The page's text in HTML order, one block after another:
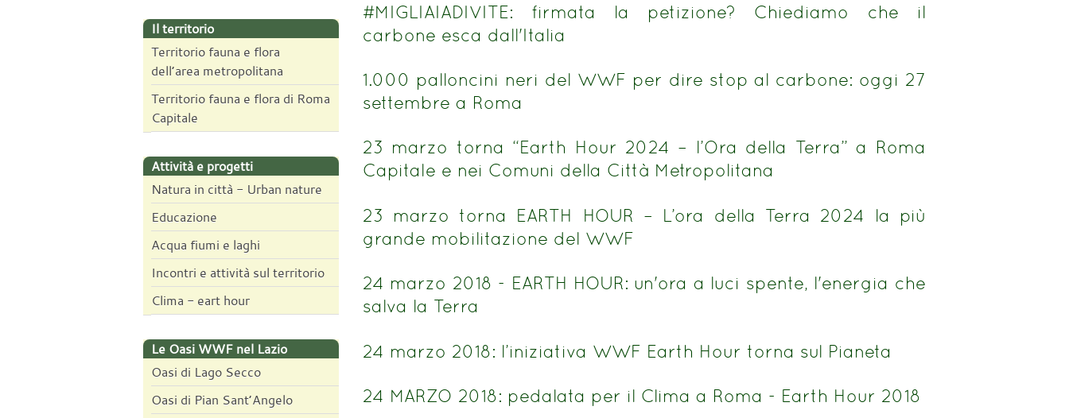
Il territorio
Territorio fauna e flora
dell’area metropolitana
Territorio fauna e flora di Roma
Capitale
Attività e progetti
Natura in città - Urban nature
Educazione
Acqua fiumi e laghi
Incontri e attività sul territorio
Clima - eart hour
Le Oasi WWF nel Lazio
Oasi di Lago Secco
Oasi di Pian Sant’Angelo
titolo
#MIGLIAIADIVITE: firmata la petizione? Chiediamo che il
carbone esca dall'Italia
1.000 palloncini neri del WWF per dire stop al carbone: oggi 27
settembre a Roma
23 marzo torna “Earth Hour 2024 – l’Ora della Terra” a Roma
Capitale e nei Comuni della Città Metropolitana
23 marzo torna EARTH HOUR – L’ora della Terra 2024 la più
grande mobilitazione del WWF
24 marzo 2018 - EARTH HOUR: un'ora a luci spente, l'energia che
salva la Terra
24 marzo 2018: l’iniziativa WWF Earth Hour torna sul Pianeta
24 MARZO 2018: pedalata per il Clima a Roma - Earth Hour 2018